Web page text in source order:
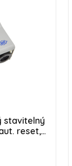
stavitelný
reset,